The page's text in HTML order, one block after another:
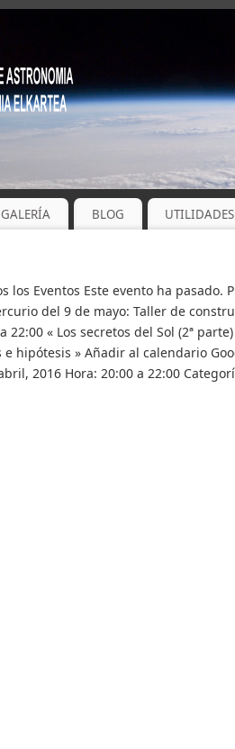
GALERÍA BLOG UTILIDADES
los Eventos Este evento ha
del 9 de mayo: Taller de
22:00 « Los secretos del Sol (2ª
hipótesis » Añadir al calendario
2016 Hora: 20:00 a 22:00